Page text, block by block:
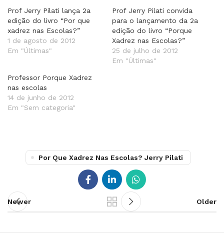
Prof Jerry Pilati lança 2a
edição do livro “Por que
xadrez nas Escolas?”
1 de agosto de 2012
Em "Últimas"
Prof Jerry Pilati convida
para o lançamento da 2a
edição do livro “Porque
Xadrez nas Escolas?”
25 de julho de 2012
Em "Últimas"
Professor Porque Xadrez
nas escolas
14 de junho de 2012
Em "Sem categoria"
Por Que Xadrez Nas Escolas? Jerry Pilati
Newer Older